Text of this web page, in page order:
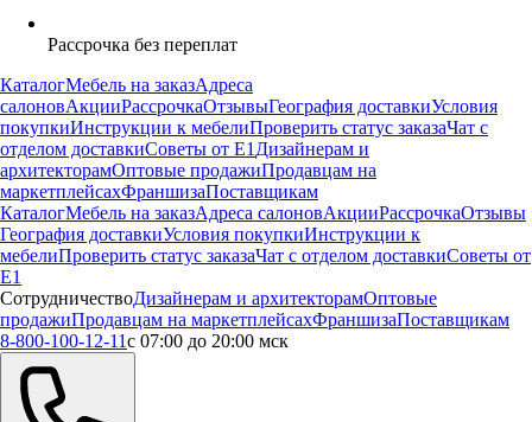
Рассрочка без переплат
КаталогМебель на заказАдреса
салоновАкцииРассрочкаОтзывыГеография доставкиУсловия
покупкиИнструкции к мебелиПроверить статус заказаЧат с
отделом доставкиСоветы от Е1 Дизайнерам и
архитекторамОптовые продажиПродавцам на
маркетплейсахФраншизаПоставщикам
КаталогМебель на заказАдреса салоновАкцииРассрочкаОтзывы
География доставкиУсловия покупкиИнструкции к
мебелиПроверить статус заказаЧат с отделом доставкиСоветы от
Е1
СотрудничествоДизайнерам и архитекторамОптовые
продажиПродавцам на маркетплейсахФраншизаПоставщикам
8-800-100-12-11с 07:00 до 20:00 мск